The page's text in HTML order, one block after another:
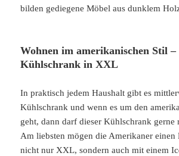
bilden gediegene Möbel aus dunklem
Wohnen im amerikanischen Stil
Kühlschrank in XXL
In praktisch jedem Haushalt gibt es
Kühlschrank und wenn es um den
geht, dann darf dieser Kühlschrank gerne
Am liebsten mögen die Amerikaner
nicht nur XXL, sondern auch mit einem